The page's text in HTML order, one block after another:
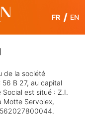
FR EN
de la société
56 B 27, au capital
est situé : Z.I.
Motte Servolex,